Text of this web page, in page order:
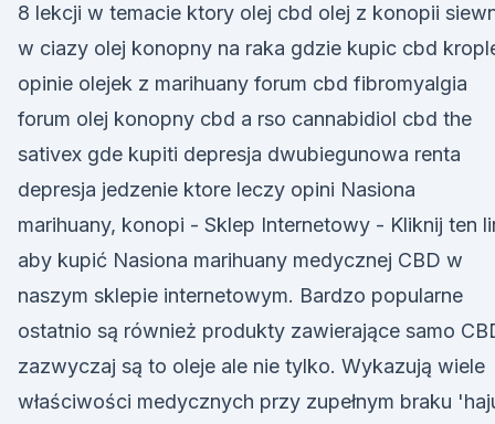
8 lekcji w temacie ktory olej cbd olej z konopii
w ciazy olej konopny na raka gdzie kupic cbd
opinie olejek z marihuany forum cbd fibromyalgia
forum olej konopny cbd a rso cannabidiol cbd the
sativex gde kupiti depresja dwubiegunowa renta
depresja jedzenie ktore leczy opini Nasiona
marihuany, konopi - Sklep Internetowy - Kliknij ten
aby kupić Nasiona marihuany medycznej CBD w
naszym sklepie internetowym. Bardzo popularne
ostatnio są również produkty zawierające samo
zazwyczaj są to oleje ale nie tylko. Wykazują wiele
właściwości medycznych przy zupełnym braku